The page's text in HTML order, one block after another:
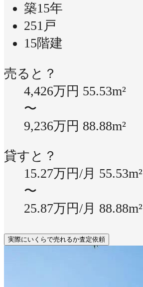
築15年
251戸
15階建
売ると？
4,426万円 55.53m²
〜
9,236万円 88.88m²
貸すと？
15.27万円/月 55.53m²
〜
25.87万円/月 88.88m²
実際にいくらで売れるか査定依頼